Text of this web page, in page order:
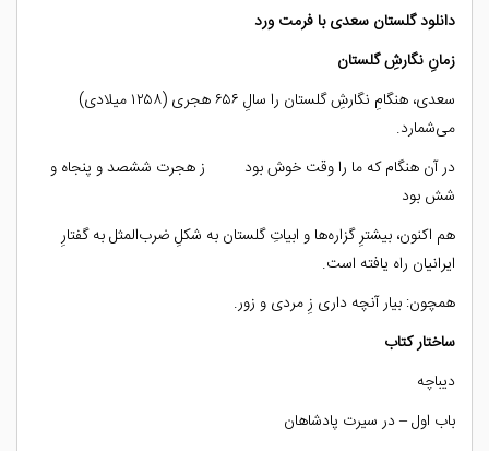
دانلود گلستان سعدی با فرمت ورد
زمانِ نگارشِ گلستان
سعدی، هنگامِ نگارشِ گلستان را سالِ ۶۵۶ هجری (۱۲۵۸ میلادی)
می‌شمارد.
در آن هنگام که ما را وقت خوش بود ز هجرت ششصد و پنجاه و
شش بود
هم اکنون، بیشترِ گزاره‌ها و ابیاتِ گلستان به شکلِ ضرب‌المثل به گفتارِ
ایرانیان راه یافته است.
همچون: بیار آنچه داری زِ مردی و زور.
ساختار کتاب
دیباچه
باب اول – در سیرت پادشاهان